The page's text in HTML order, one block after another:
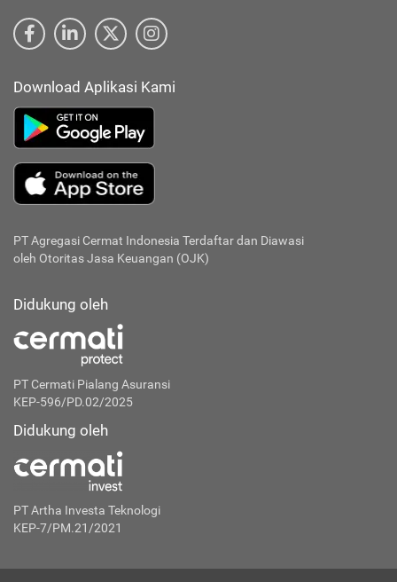
Download Aplikasi Kami
PT Agregasi Cermat Indonesia Terdaftar dan Diawasi
oleh Otoritas Jasa Keuangan (OJK)
Didukung oleh
PT Cermati Pialang Asuransi
KEP-596/PD.02/2025
Didukung oleh
PT Artha Investa Teknologi
KEP-7/PM.21/2021